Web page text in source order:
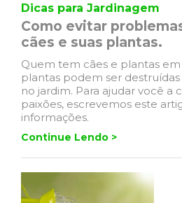
Dicas para Jardinagem
Como evitar
cães e suas plantas.
Quem tem cães e plantas em
plantas podem ser
no jardim. Para ajudar você a
paixões, escrevemos este
informações.
Continue Lendo >